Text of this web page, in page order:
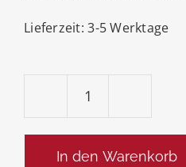
Lieferzeit:3-5 Werktage
Ricci
Curbastro
Franciacorta
In den Warenkorb